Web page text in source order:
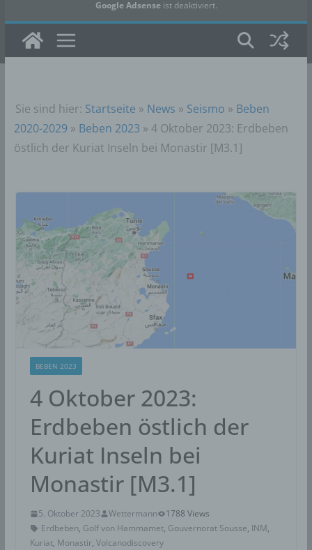
Google Adsenseist deaktiviert.
✓ Erlauben Datenschutzbedingungen
Sie sind hier: Startseite » News » Seismo » Beben
2020-2029 » Beben 2023 » 4 Oktober 2023: Erdbeben
östlich der Kuriat Inseln bei Monastir [M3.1]
BEBEN 2023
4 Oktober 2023:
Erdbeben östlich der
Kuriat Inseln bei
Monastir [M3.1]
5. Oktober 2023 Wettermann
1788 Views
Erdbeben, Golf von Hammamet, Gouvernorat Sousse, INM,
Kuriat, Monastir, Volcanodiscovery